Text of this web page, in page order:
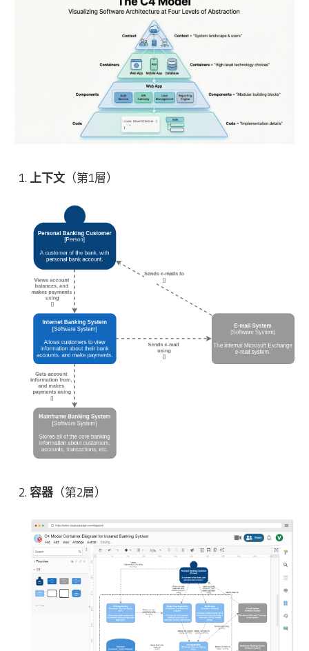
上下文（第1層）
容器（第2層）